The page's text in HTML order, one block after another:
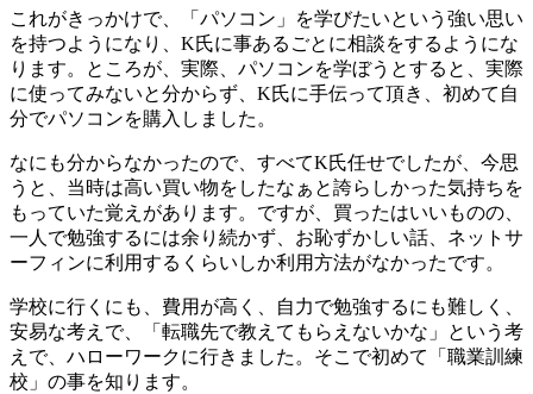
これがきっかけで、「パソコン」を学びたいという強い思い
を持つようになり、K氏に事あるごとに相談をするようにな
ります。ところが、実際、パソコンを学ぼうとすると、実際
に使ってみないと分からず、K氏に手伝って頂き、初めて自
分でパソコンを購入しました。
なにも分からなかったので、すべてK氏任せでしたが、今思
うと、当時は高い買い物をしたなぁと誇らしかった気持ちを
もっていた覚えがあります。ですが、買ったはいいものの、
一人で勉強するには余り続かず、お恥ずかしい話、ネットサ
ーフィンに利用するくらいしか利用方法がなかったです。
学校に行くにも、費用が高く、自力で勉強するにも難しく、
安易な考えで、「転職先で教えてもらえないかな」という考
えで、ハローワークに行きました。そこで初めて「職業訓練
校」の事を知ります。